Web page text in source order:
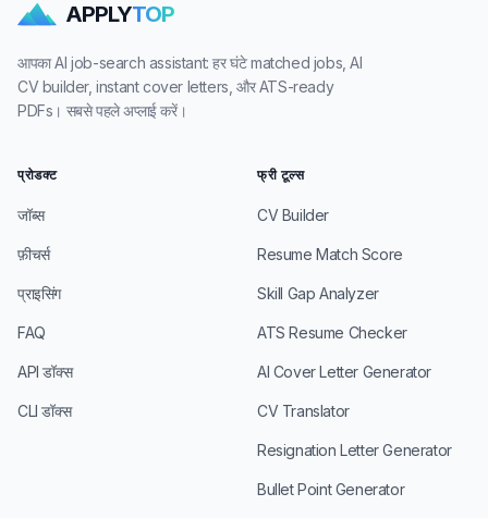
APPLYTOP
आपका AI job-search assistant: हर घंटे matched jobs, AI
CV builder, instant cover letters, और ATS-ready
PDFs। सबसे पहले अप्लाई करें।
प्रोडक्ट
जॉब्स
फ़ीचर्स
प्राइसिंग
FAQ
API डॉक्स
CLI डॉक्स
फ्री टूल्स
CV Builder
Resume Match Score
Skill Gap Analyzer
ATS Resume Checker
AI Cover Letter Generator
CV Translator
Resignation Letter Generator
Bullet Point Generator